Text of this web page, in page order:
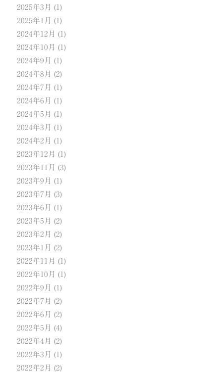
2025年3月 (1)
2025年1月 (1)
2024年12月 (1)
2024年10月 (1)
2024年9月 (1)
2024年8月 (2)
2024年7月 (1)
2024年6月 (1)
2024年5月 (1)
2024年3月 (1)
2024年2月 (1)
2023年12月 (1)
2023年11月 (3)
2023年9月 (1)
2023年7月 (3)
2023年6月 (1)
2023年5月 (2)
2023年2月 (2)
2023年1月 (2)
2022年11月 (1)
2022年10月 (1)
2022年9月 (1)
2022年7月 (2)
2022年6月 (2)
2022年5月 (4)
2022年4月 (2)
2022年3月 (1)
2022年2月 (2)